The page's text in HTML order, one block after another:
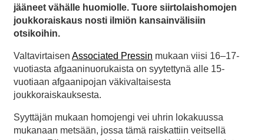
jääneet vähälle huomiolle. Tuore siirtolaishomojen
joukkoraiskaus nosti ilmiön kansainvälisiin
otsikoihin.
Valtavirtaisen Associated Pressin mukaan viisi 16–17-
vuotiasta afgaaninuorukaista on syytettynä alle 15-
vuotiaan afgaanipojan väkivaltaisesta
joukkoraiskauksesta.
Syyttäjän mukaan homojengi vei uhrin lokakuussa
mukanaan metsään, jossa tämä raiskattiin veitsellä